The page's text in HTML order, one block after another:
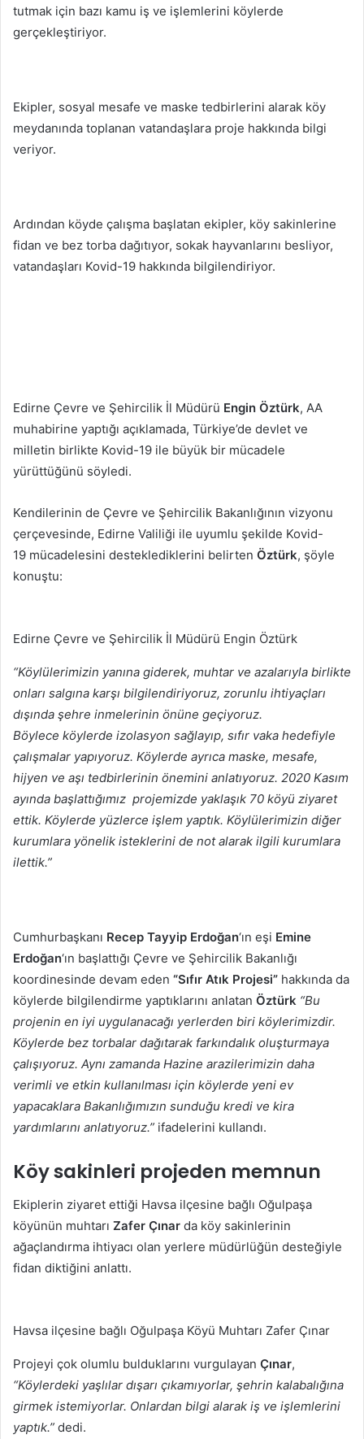
tutmak için bazı kamu iş ve işlemlerini köylerde
gerçekleştiriyor.
Ekipler, sosyal mesafe ve maske tedbirlerini alarak köy
meydanında toplanan vatandaşlara proje hakkında bilgi
veriyor.
Ardından köyde çalışma başlatan ekipler, köy sakinlerine
fidan ve bez torba dağıtıyor, sokak hayvanlarını besliyor,
vatandaşları Kovid-19 hakkında bilgilendiriyor.
Edirne Çevre ve Şehircilik İl Müdürü Engin Öztürk, AA
muhabirine yaptığı açıklamada, Türkiye’de devlet ve
milletin birlikte Kovid-19 ile büyük bir mücadele
yürüttüğünü söyledi.
Kendilerinin de Çevre ve Şehircilik Bakanlığının vizyonu
çerçevesinde, Edirne Valiliği ile uyumlu şekilde Kovid-
19 mücadelesini desteklediklerini belirten Öztürk, şöyle
konuştu:
Edirne Çevre ve Şehircilik İl Müdürü Engin Öztürk
“Köylülerimizin yanına giderek, muhtar ve azalarıyla birlikte
onları salgına karşı bilgilendiriyoruz, zorunlu ihtiyaçları
dışında şehre inmelerinin önüne geçiyoruz.
Böylece köylerde izolasyon sağlayıp, sıfır vaka hedefiyle
çalışmalar yapıyoruz. Köylerde ayrıca maske, mesafe,
hijyen ve aşı tedbirlerinin önemini anlatıyoruz. 2020 Kasım
ayında başlattığımız projemizde yaklaşık 70 köyü ziyaret
ettik. Köylerde yüzlerce işlem yaptık. Köylülerimizin diğer
kurumlara yönelik isteklerini de not alarak ilgili kurumlara
ilettik.”
Cumhurbaşkanı Recep Tayyip Erdoğan‘ın eşi Emine
Erdoğan‘ın başlattığı Çevre ve Şehircilik Bakanlığı
koordinesinde devam eden “Sıfır Atık Projesi” hakkında da
köylerde bilgilendirme yaptıklarını anlatan Öztürk “Bu
projenin en iyi uygulanacağı yerlerden biri köylerimizdir.
Köylerde bez torbalar dağıtarak farkındalık oluşturmaya
çalışıyoruz. Aynı zamanda Hazine arazilerimizin daha
verimli ve etkin kullanılması için köylerde yeni ev
yapacaklara Bakanlığımızın sunduğu kredi ve kira
yardımlarını anlatıyoruz.” ifadelerini kullandı.
Köy sakinleri projeden memnun
Ekiplerin ziyaret ettiği Havsa ilçesine bağlı Oğulpaşa
köyünün muhtarı Zafer Çınar da köy sakinlerinin
ağaçlandırma ihtiyacı olan yerlere müdürlüğün desteğiyle
fidan diktiğini anlattı.
Havsa ilçesine bağlı Oğulpaşa Köyü Muhtarı Zafer Çınar
Projeyi çok olumlu bulduklarını vurgulayan Çınar,
“Köylerdeki yaşlılar dışarı çıkamıyorlar, şehrin kalabalığına
girmek istemiyorlar. Onlardan bilgi alarak iş ve işlemlerini
yaptık.” dedi.